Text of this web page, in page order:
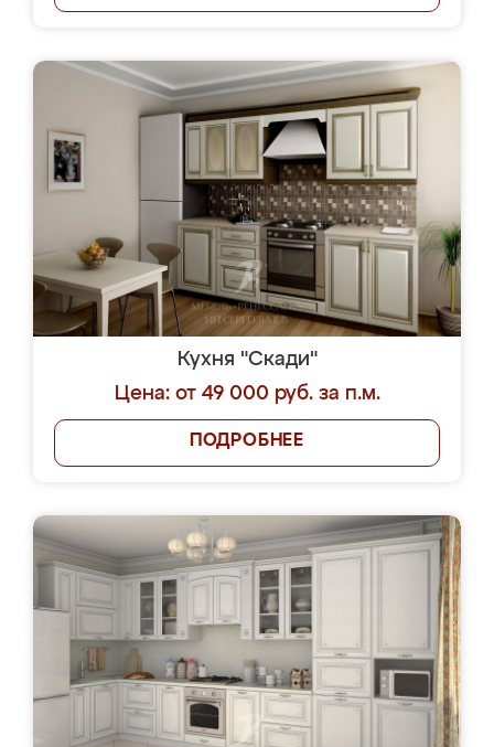
Кухня "Скади"
Цена: от 49 000 руб. за п.м.
ПОДРОБНЕЕ